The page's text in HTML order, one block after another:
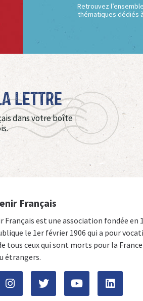
Retrouvez
thématiques dédiés
Lettre
dans votre boîte
Français
Français est une association fondée en
le 1er février 1906 qui a pour
tous ceux qui sont morts pour la
étrangers.